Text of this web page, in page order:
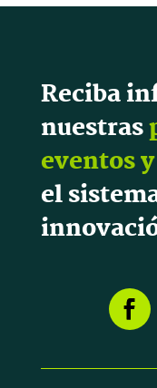
Reciba
nuestras
eventos
el